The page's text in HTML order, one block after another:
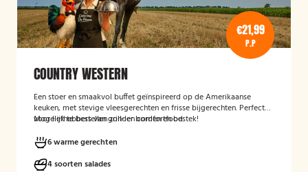
€21,99
P.P
COUNTRY WESTERN
Een stoer en smaakvol buffet geïnspireerd op de Amerikaanse
keuken, met stevige vleesgerechten en frisse bijgerechten. Perfect
voor liefhebbers van grill- en comfortfood.
Mogelijk te bestellen zonder borden en bestek!
6 warme gerechten
4 soorten salades